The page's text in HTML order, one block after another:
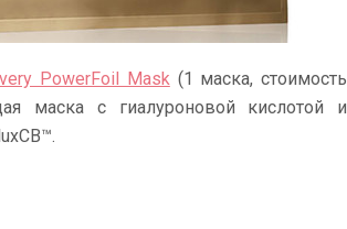
PowerFoil Mask(1 маска, стоимость
маска с гиалуроновой кислотой и